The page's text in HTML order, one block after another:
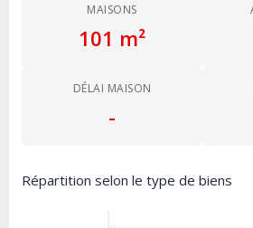
MAISONS
101 m²
DÉLAI MAISON
-
Répartition selon le type de biens